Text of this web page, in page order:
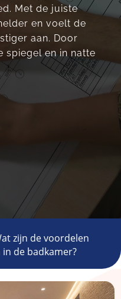
Met de juiste
en voelt de
aan.​ Door
spiegel en in natte
zijn de voordelen
de badkamer?